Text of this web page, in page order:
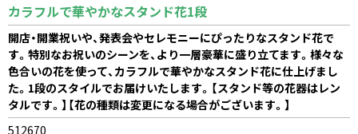
カラフルで華やかなスタンド花1段
開店・開業祝いや、発表会やセレモニーにぴったりなスタンド花で
す。特別なお祝いのシーンを、より一層豪華に盛り立てます。様々な
色合いの花を使って、カラフルで華やかなスタンド花に仕上げまし
た。1段のスタイルでお届けいたします。【スタンド等の花器はレン
タルです。】【花の種類は変更になる場合がございます。】
512670